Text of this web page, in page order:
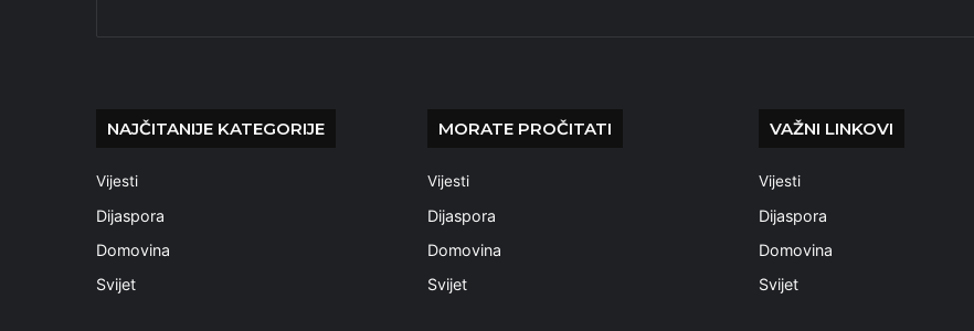
NAJČITANIJE KATEGORIJE
Vijesti
Dijaspora
Domovina
Svijet
MORATE PROČITATI
Vijesti
Dijaspora
Domovina
Svijet
VAŽNI LINKOVI
Vijesti
Dijaspora
Domovina
Svijet